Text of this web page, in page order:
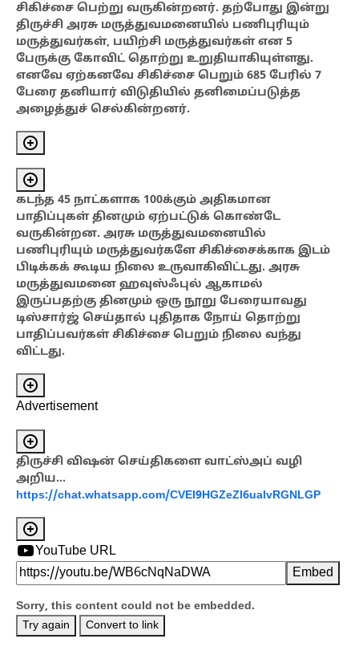
சிகிச்சை பெற்று வருகின்றனர். தற்போது இன்று
திருச்சி அரசு மருத்துவமனையில் பணிபுரியும்
மருத்துவர்கள், பயிற்சி மருத்துவர்கள் என 5
பேருக்கு கோவிட் தொற்று உறுதியாகியுள்ளது.
எனவே ஏற்கனவே சிகிச்சை பெறும் 685 பேரில் 7
பேரை தனியார் விடுதியில் தனிமைப்படுத்த
அழைத்துச் செல்கின்றனர்.
கடந்த 45 நாட்களாக 100க்கும் அதிகமான
பாதிப்புகள் தினமும் ஏற்பட்டுக் கொண்டே
வருகின்றன. அரசு மருத்துவமனையில்
பணிபுரியும் மருத்துவர்களே சிகிச்சைக்காக இடம்
பிடிக்கக் கூடிய நிலை உருவாகிவிட்டது. அரசு
மருத்துவமனை ஹவுஸ்ஃபுல் ஆகாமல்
இருப்பதற்கு தினமும் ஒரு நூறு பேரையாவது
டிஸ்சார்ஜ் செய்தால் புதிதாக நோய் தொற்று
பாதிப்பவர்கள் சிகிச்சை பெறும் நிலை வந்து
விட்டது.
Advertisement
திருச்சி விஷன் செய்திகளை வாட்ஸ்அப் வழி
அறிய…
https://chat.whatsapp.com/CVEI9HGZeZI6ualvRGNLGP
YouTube URL
Embed
Sorry, this content could not be embedded.
Try again
Convert to link